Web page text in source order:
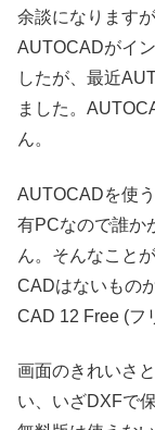
余談になります
AUTOCADがイ
したが、最近
ました。
ん。
AUTOCADを使
有PCなので誰か
ん。そんなこと
CADはないもの
CAD 12 Free (フ
画面のきれいさ
い、いざDXFで